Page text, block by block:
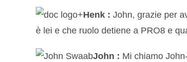
Henk : John, grazie per
è lei e che ruolo detiene a PRO8 e
John : Mi chiamo